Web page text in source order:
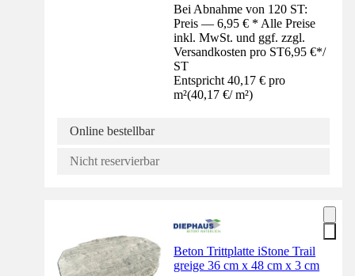
Bei Abnahme von 120 ST:
Preis — 6,95 € * Alle Preise
inkl. MwSt. und ggf. zzgl.
Versandkosten pro ST6,95 €*/
ST
Entspricht 40,17 € pro
m²(40,17 €/ m²)
Online bestellbar
Nicht reservierbar
Beton Trittplatte iStone Trail
greige 36 cm x 48 cm x 3 cm